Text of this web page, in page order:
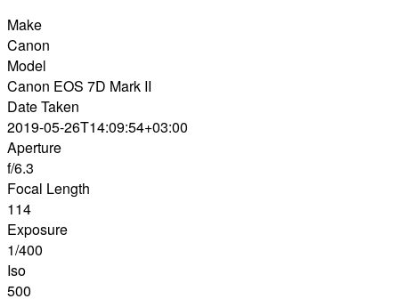
Make
Canon
Model
Canon EOS 7D Mark II
Date Taken
2019-05-26T14:09:54+03:00
Aperture
f/6.3
Focal Length
114
Exposure
1/400
Iso
500